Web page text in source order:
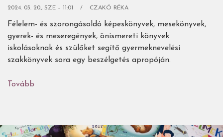
2024. 03. 20., SZE – 11:01 CZAKÓ RÉKA
Félelem- és szorongásoldó képeskönyvek, mesekönyvek,
gyerek- és meseregények, önismereti könyvek
iskolásoknak és szülőket segítő gyermeknevelési
szakkönyvek sora egy beszélgetés apropóján.
Tovább
gyermeknevelési